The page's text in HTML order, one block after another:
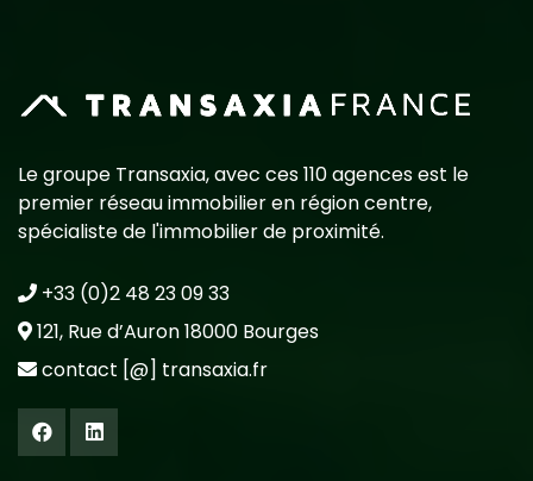
Le groupe Transaxia, avec ces 110 agences est le
premier réseau immobilier en région centre,
spécialiste de l'immobilier de proximité.
+33 (0)2 48 23 09 33
121, Rue d’Auron 18000 Bourges
contact [@] transaxia.fr